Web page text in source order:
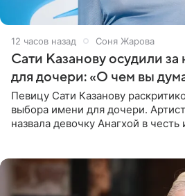
12 часов назад Соня Жарова
Сати Казанову осудили
для дочери: «О чем вы
Певицу Сати Казанову
выбора имени для дочери.
назвала девочку Анагхой в